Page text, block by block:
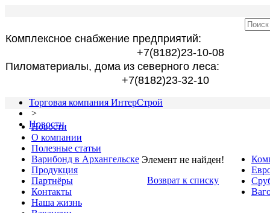
Комплексное снабжение предприятий:
+7(8182)23-10-08
Пиломатериалы, дома из северного леса:
+7(8182)23-32-10
Торговая компания ИнтерСтрой
>
Новости
Новости
О компании
Полезные статьи
Варибонд в Архангельске
Продукция
Партнёры
Контакты
Наша жизнь
Элемент не найден!
Возврат к списку